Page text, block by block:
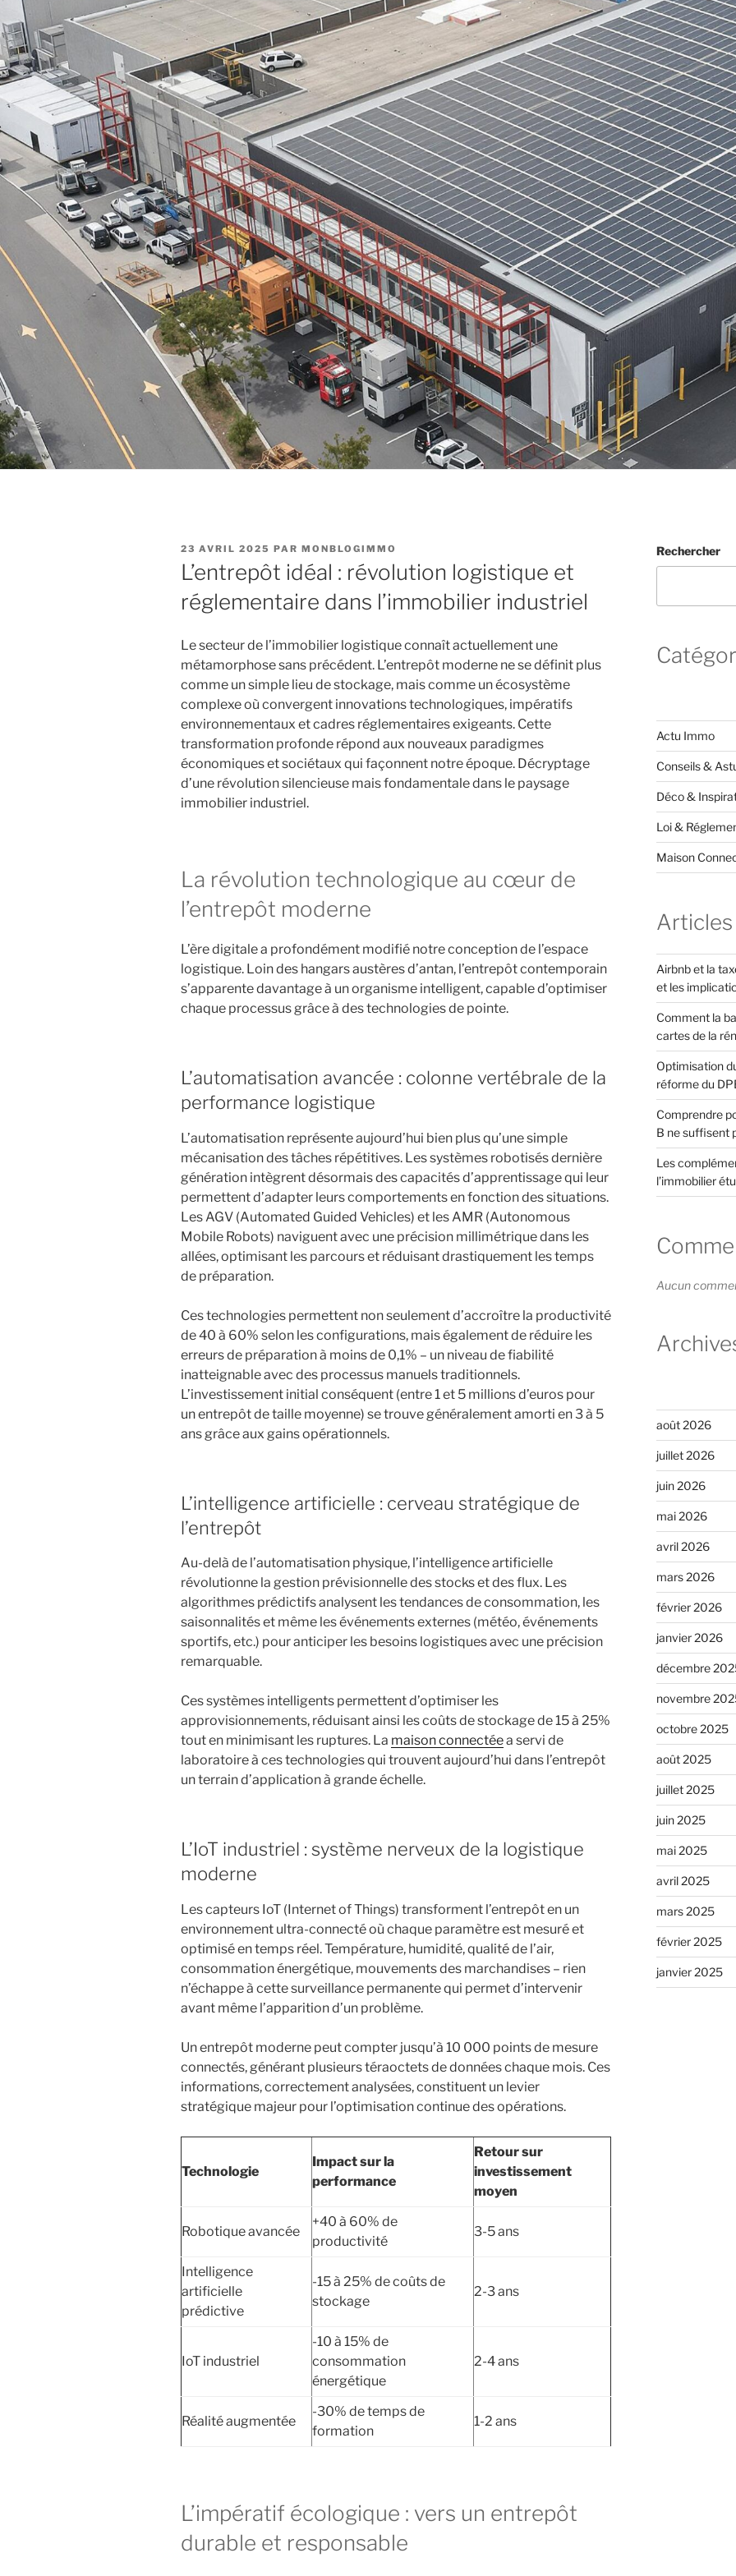
PUBLIÉ
LE
23 AVRIL 2025 PAR MONBLOGIMMO
L’entrepôt idéal : révolution logistique et
réglementaire dans l’immobilier industriel
Le secteur de l’immobilier logistique connaît actuellement une
métamorphose sans précédent. L’entrepôt moderne ne se définit plus
comme un simple lieu de stockage, mais comme un écosystème
complexe où convergent innovations technologiques, impératifs
environnementaux et cadres réglementaires exigeants. Cette
transformation profonde répond aux nouveaux paradigmes
économiques et sociétaux qui façonnent notre époque. Décryptage
d’une révolution silencieuse mais fondamentale dans le paysage
immobilier industriel.
La révolution technologique au cœur de
l’entrepôt moderne
L’ère digitale a profondément modifié notre conception de l’espace
logistique. Loin des hangars austères d’antan, l’entrepôt contemporain
s’apparente davantage à un organisme intelligent, capable d’optimiser
chaque processus grâce à des technologies de pointe.
L’automatisation avancée : colonne vertébrale de la
performance logistique
L’automatisation représente aujourd’hui bien plus qu’une simple
mécanisation des tâches répétitives. Les systèmes robotisés dernière
génération intègrent désormais des capacités d’apprentissage qui leur
permettent d’adapter leurs comportements en fonction des situations.
Les AGV (Automated Guided Vehicles) et les AMR (Autonomous
Mobile Robots) naviguent avec une précision millimétrique dans les
allées, optimisant les parcours et réduisant drastiquement les temps
de préparation.
Ces technologies permettent non seulement d’accroître la productivité
de 40 à 60% selon les configurations, mais également de réduire les
erreurs de préparation à moins de 0,1% – un niveau de fiabilité
inatteignable avec des processus manuels traditionnels.
L’investissement initial conséquent (entre 1 et 5 millions d’euros pour
un entrepôt de taille moyenne) se trouve généralement amorti en 3 à 5
ans grâce aux gains opérationnels.
L’intelligence artificielle : cerveau stratégique de
l’entrepôt
Au-delà de l’automatisation physique, l’intelligence artificielle
révolutionne la gestion prévisionnelle des stocks et des flux. Les
algorithmes prédictifs analysent les tendances de consommation, les
saisonnalités et même les événements externes (météo, événements
sportifs, etc.) pour anticiper les besoins logistiques avec une précision
remarquable.
Ces systèmes intelligents permettent d’optimiser les
approvisionnements, réduisant ainsi les coûts de stockage de 15 à 25%
tout en minimisant les ruptures. La maison connectéea servi de
laboratoire à ces technologies qui trouvent aujourd’hui dans l’entrepôt
un terrain d’application à grande échelle.
L’IoT industriel : système nerveux de la logistique
moderne
Les capteurs IoT (Internet of Things) transforment l’entrepôt en un
environnement ultra-connecté où chaque paramètre est mesuré et
optimisé en temps réel. Température, humidité, qualité de l’air,
consommation énergétique, mouvements des marchandises – rien
n’échappe à cette surveillance permanente qui permet d’intervenir
avant même l’apparition d’un problème.
Un entrepôt moderne peut compter jusqu’à 10 000 points de mesure
connectés, générant plusieurs téraoctets de données chaque mois. Ces
informations, correctement analysées, constituent un levier
stratégique majeur pour l’optimisation continue des opérations.
Technologie
Impact sur la
performance
Retour sur
investissement
moyen
Robotique avancée
+40 à 60% de
productivité
3-5 ans
Intelligence
artificielle
prédictive
-15 à 25% de coûts de
stockage
2-3 ans
IoT industriel
-10 à 15% de
consommation
énergétique
2-4 ans
Réalité augmentée
-30% de temps de
formation
1-2 ans
L’impératif écologique : vers un entrepôt
durable et responsable
Rechercher
Actu Immo
Conseils &
Déco &
Loi &
Maison
Airbnb et la
et les
Comment la
cartes de la
Optimisation
réforme du
Comprendre
B ne suffisent
Les
l’immobilier
Aucun
août 2026
juillet 2026
juin 2026
mai 2026
avril 2026
mars 2026
février 2026
janvier 2026
décembre
novembre
octobre 2025
août 2025
juillet 2025
juin 2025
mai 2025
avril 2025
mars 2025
février 2025
janvier 2025